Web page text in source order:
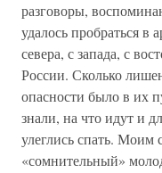
разговоры,
удалось пробраться
севера, с запада, с
России. Сколько
опасности было в их
знали, на что идут и
улеглись спать. Моим
«сомнительный»